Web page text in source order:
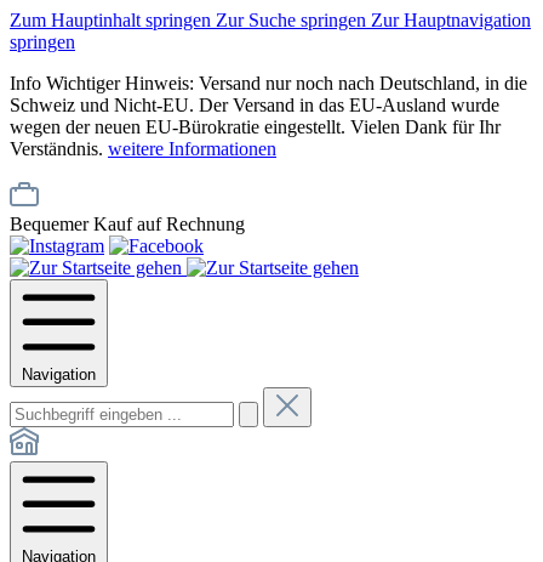
Zum Hauptinhalt springen Zur Suche springen Zur Hauptnavigation
springen
Info Wichtiger Hinweis: Versand nur noch nach Deutschland, in die
Schweiz und Nicht-EU. Der Versand in das EU-Ausland wurde
wegen der neuen EU-Bürokratie eingestellt. Vielen Dank für Ihr
Verständnis. weitere Informationen
Bequemer Kauf auf Rechnung
Navigation
Navigation